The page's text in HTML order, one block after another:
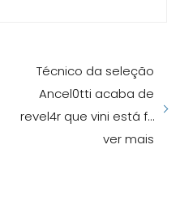
Técnico da seleção
Ancel0tti acaba de
revel4r que vini está f…
ver mais